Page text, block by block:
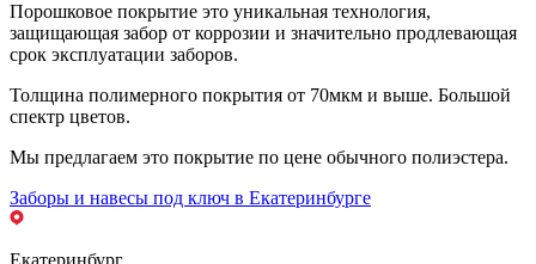
Порошковое покрытие это уникальная технология,
защищающая забор от коррозии и значительно продлевающая
срок эксплуатации заборов.
Толщина полимерного покрытия от 70мкм и выше. Большой
спектр цветов.
Мы предлагаем это покрытие по цене обычного полиэстера.
Заборы и навесы под ключ в Екатеринбурге
Екатеринбург